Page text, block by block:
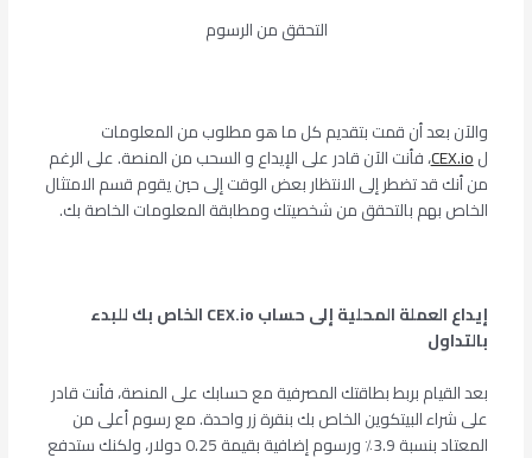
التحقق من الرسوم
والآن بعد أن قمت بتقديم كل ما هو مطلوب من المعلومات
لCEX.io، فأنت الآن قادر على الإيداع و السحب من المنصة. على الرغم
من أنك قد تضطر إلى الانتظار بعض الوقت إلى حين يقوم قسم الامتثال
الخاص بهم بالتحقق من شخصيتك ومطابقة المعلومات الخاصة بك.
إيداع العملة المحلية إلى حسابCEX.ioالخاص بك للبدء
بالتداول
بعد القيام بربط بطاقتك المصرفية مع حسابك على المنصة، فأنت قادر
على شراء البيتكوين الخاص بك بنقرة زر واحدة. مع رسوم أعلى من
المعتاد بنسبة 3.9٪ ورسوم إضافية بقيمة 0.25 دولار، ولكنك ستدفع